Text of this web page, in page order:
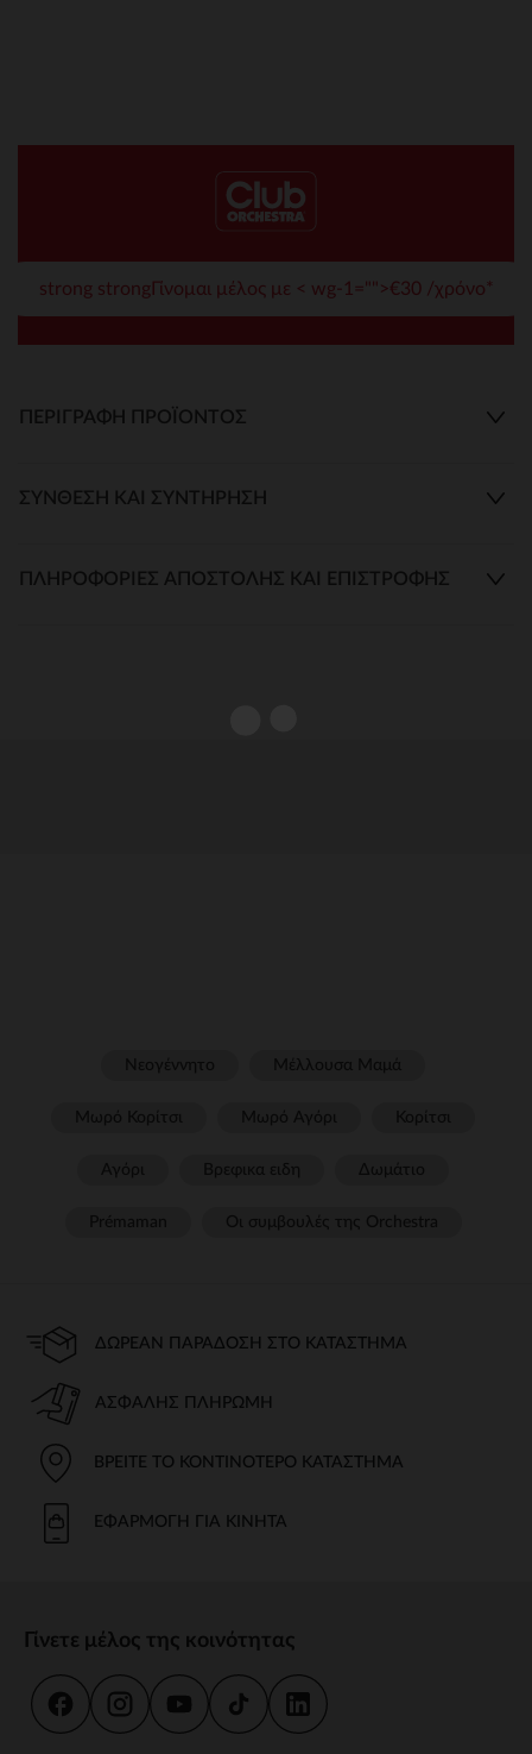
strong strongΓίνομαι μέλος με < wg-1="">€30 /χρόνο*
ΠΕΡΙΓΡΑΦΉ ΠΡΟΪΌΝΤΟΣ
ΣΎΝΘΕΣΗ ΚΑΙ ΣΥΝΤΉΡΗΣΗ
ΠΛΗΡΟΦΟΡΊΕΣ ΑΠΟΣΤΟΛΉΣ ΚΑΙ ΕΠΙΣΤΡΟΦΉΣ
ΔΩΡΕΆΝ ΠΑΡΆΔΟΣΗ ΣΤΟ ΚΑΤΆΣΤΗΜΑ
ΑΣΦΑΛΉΣ ΠΛΗΡΩΜΉ
ΒΡΕΊΤΕ ΤΟ ΚΟΝΤΙΝΌΤΕΡΟ ΚΑΤΆΣΤΗΜΑ
ΕΦΑΡΜΟΓΉ ΓΙΑ ΚΙΝΗΤΆ
Γίνετε μέλος της κοινότητας